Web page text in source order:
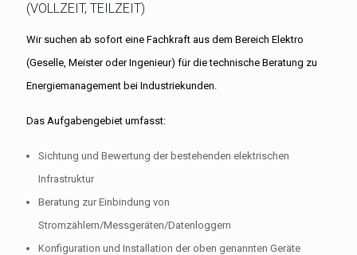
(VOLLZEIT, TEILZEIT)
Wir suchen ab sofort eine Fachkraft aus dem Bereich Elektro
(Geselle, Meister oder Ingenieur) für die technische Beratung zu
Energiemanagement bei Industriekunden.
Das Aufgabengebiet umfasst:
Sichtung und Bewertung der bestehenden elektrischen
Infrastruktur
Beratung zur Einbindung von
Stromzählern/Messgeräten/Datenloggern
Konfiguration und Installation der oben genannten Geräte